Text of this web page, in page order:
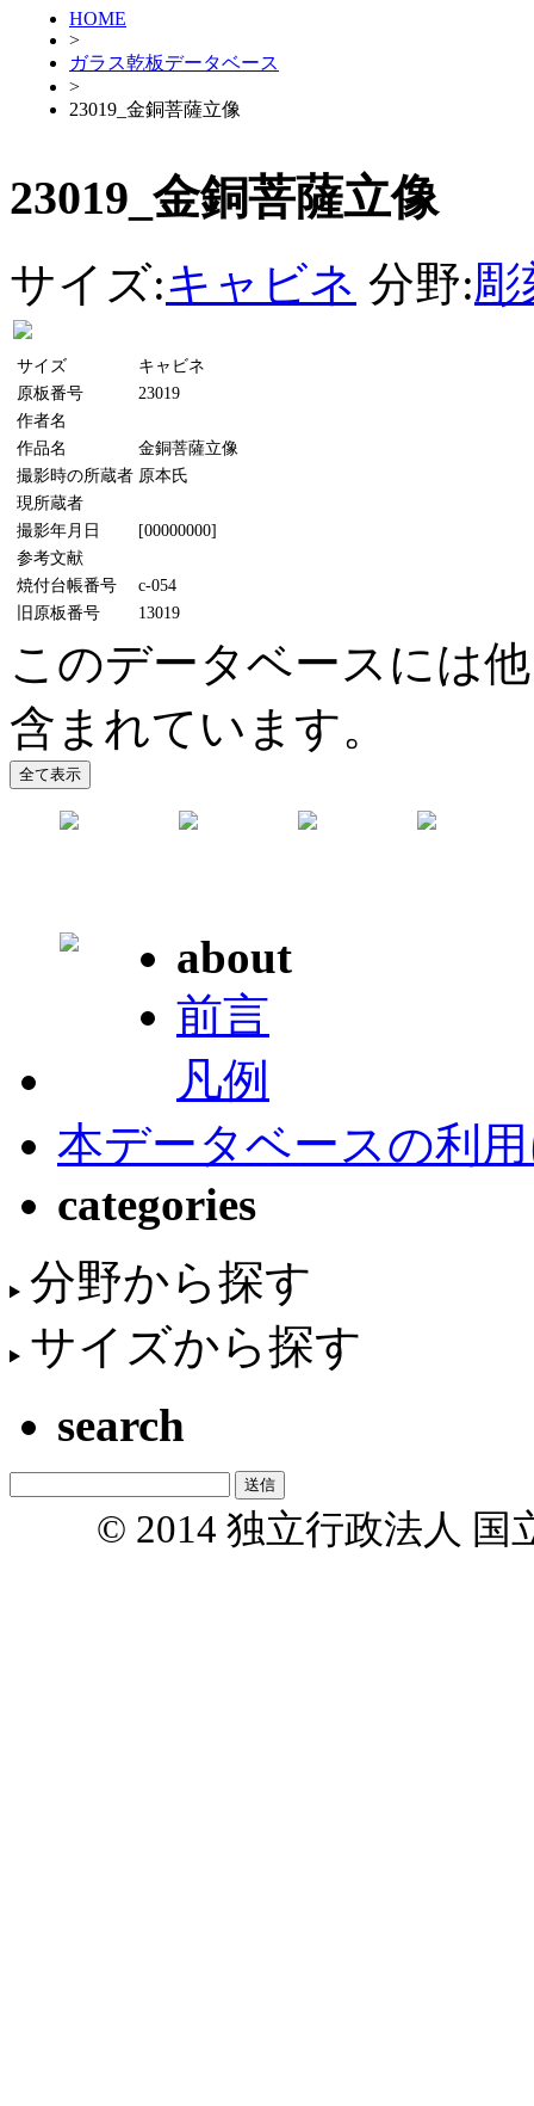
HOME
>
ガラス乾板データベース
>
23019_金銅菩薩立像
23019_金銅菩薩立像
サイズ:キャビネ 分野:彫
サイズ
キャビネ
原板番号
23019
作者名
作品名
金銅菩薩立像
撮影時の所蔵者 原本氏
現所蔵者
撮影年月日
[00000000]
参考文献
焼付台帳番号
c-054
旧原板番号
13019
このデータベースには
含まれています。
about
前言
凡例
本データベースの利
categories
分野から探す
サイズから探す
search
© 2014 独立行政法人 国